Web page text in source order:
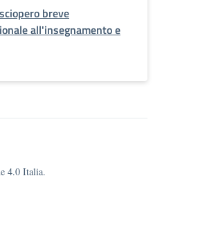
breve
all'insegnamento e
4.0 Italia.